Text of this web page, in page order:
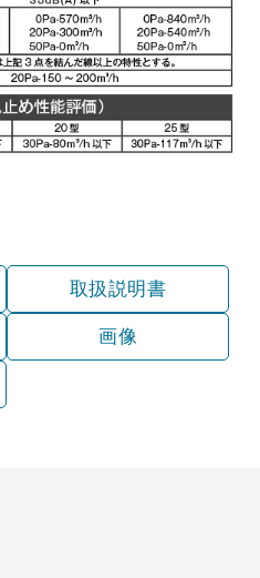
¥7,810（税抜価格 ￥
¥7,810（税抜価格 ￥
取扱説明書
画像